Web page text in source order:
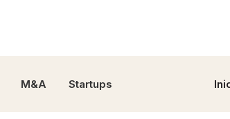
M&A Startups